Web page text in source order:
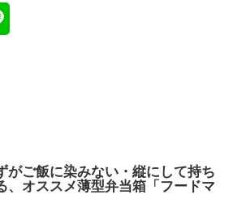
がご飯に染みない・縦にして持ち
、オススメ薄型弁当箱「フードマ